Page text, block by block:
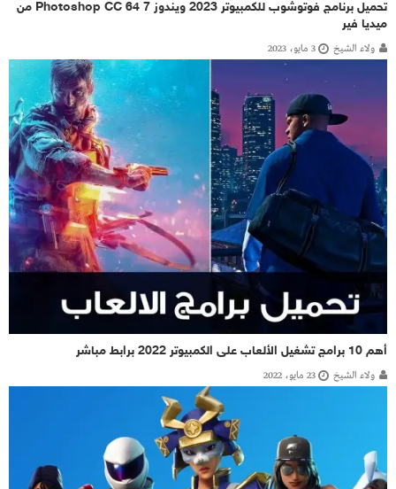
تحميل برنامج فوتوشوب للكمبيوتر 2023 ويندوز 7 64 Photoshop CC من
ميديا فير
ولاء الشيخ 3 مايو، 2023
أهم 10 برامج تشغيل الألعاب على الكمبيوتر 2022 برابط مباشر
ولاء الشيخ 23 مايو، 2022